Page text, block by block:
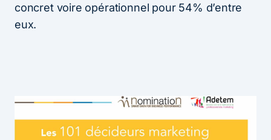
concret voire opérationnel pour 54% d’entre
eux.